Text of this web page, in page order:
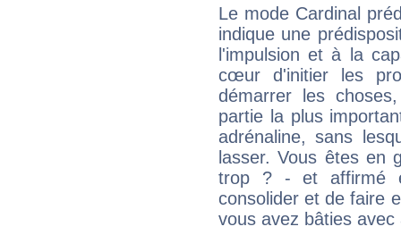
Le mode Cardinal
indique une
l'impulsion et à la
cœur d'initier les
démarrer les
partie la plus
adrénaline, sans
lasser. Vous êtes en
trop ? - et affirmé
consolider et de faire
vous avez bâties avec